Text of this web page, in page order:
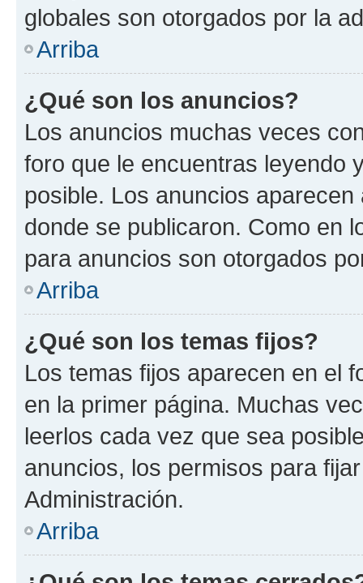
globales son otorgados por la
Arriba
¿Qué son los anuncios?
Los anuncios muchas veces
foro que le encuentras leyendo
posible. Los anuncios
donde se publicaron. Como en
para anuncios son otorgados
Arriba
¿Qué son los temas fijos?
Los temas fijos aparecen en el
en la primer página. Muchas
leerlos cada vez que sea
anuncios, los permisos para
Administración.
Arriba